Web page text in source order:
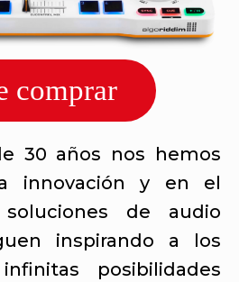
comprar
30 años nos hemos
innovación y en el
de audio
inspirando a los
posibilidades